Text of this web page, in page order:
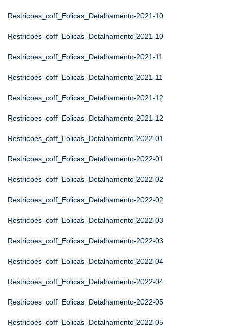
Restricoes_coff_Eolicas_Detalhamento-2021-10
Restricoes_coff_Eolicas_Detalhamento-2021-10
Restricoes_coff_Eolicas_Detalhamento-2021-11
Restricoes_coff_Eolicas_Detalhamento-2021-11
Restricoes_coff_Eolicas_Detalhamento-2021-12
Restricoes_coff_Eolicas_Detalhamento-2021-12
Restricoes_coff_Eolicas_Detalhamento-2022-01
Restricoes_coff_Eolicas_Detalhamento-2022-01
Restricoes_coff_Eolicas_Detalhamento-2022-02
Restricoes_coff_Eolicas_Detalhamento-2022-02
Restricoes_coff_Eolicas_Detalhamento-2022-03
Restricoes_coff_Eolicas_Detalhamento-2022-03
Restricoes_coff_Eolicas_Detalhamento-2022-04
Restricoes_coff_Eolicas_Detalhamento-2022-04
Restricoes_coff_Eolicas_Detalhamento-2022-05
Restricoes_coff_Eolicas_Detalhamento-2022-05